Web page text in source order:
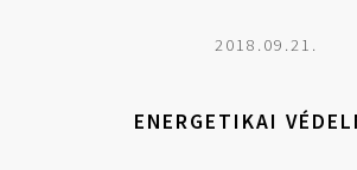
2018.09.21.
ENERGETIKAI